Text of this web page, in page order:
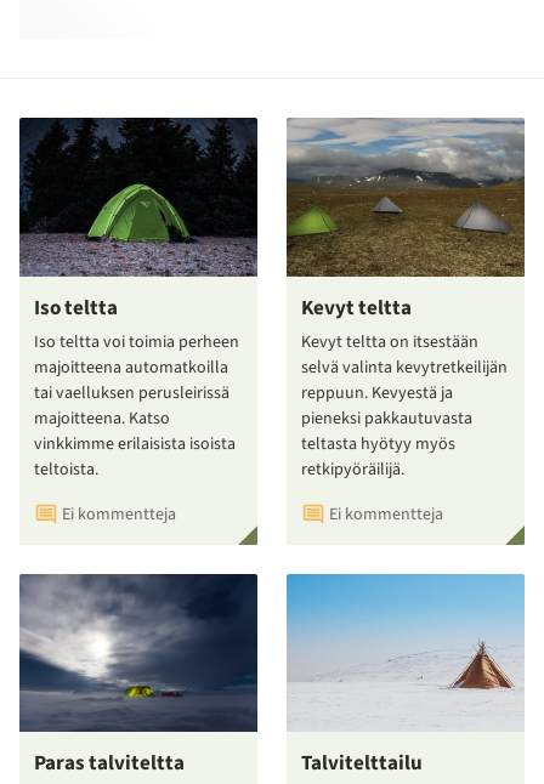
Iso teltta
Iso teltta voi toimia perheen
majoitteena automatkoilla
tai vaelluksen perusleirissä
majoitteena. Katso
vinkkimme erilaisista isoista
teltoista.
Ei kommentteja
Kevyt teltta
Kevyt teltta on itsestään
selvä valinta kevytretkeilijän
reppuun. Kevyestä ja
pieneksi pakkautuvasta
teltasta hyötyy myös
retkipyöräilijä.
Ei kommentteja
Paras talviteltta Talvitelttailu